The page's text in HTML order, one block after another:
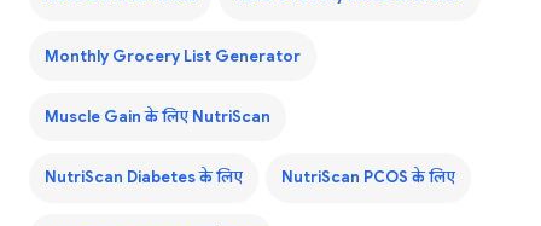
Monthly Grocery List Generator
Muscle Gain के लिए NutriScan
NutriScan Diabetes के लिए NutriScan PCOS के लिए